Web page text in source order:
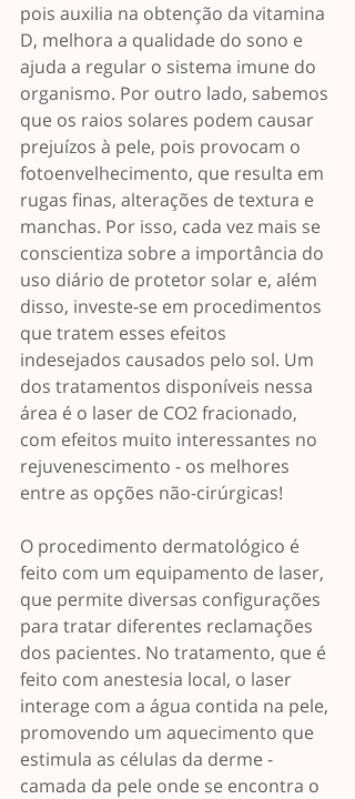
pois auxilia na obtenção da vitamina
D, melhora a qualidade do sono e
ajuda a regular o sistema imune do
organismo. Por outro lado, sabemos
que os raios solares podem causar
prejuízos à pele, pois provocam o
fotoenvelhecimento, que resulta em
rugas finas, alterações de textura e
manchas. Por isso, cada vez mais se
conscientiza sobre a importância do
uso diário de protetor solar e, além
disso, investe-se em procedimentos
que tratem esses efeitos
indesejados causados pelo sol. Um
dos tratamentos disponíveis nessa
área é o laser de CO2 fracionado,
com efeitos muito interessantes no
rejuvenescimento - os melhores
entre as opções não-cirúrgicas!
O procedimento dermatológico é
feito com um equipamento de laser,
que permite diversas configurações
para tratar diferentes reclamações
dos pacientes. No tratamento, que é
feito com anestesia local, o laser
interage com a água contida na pele,
promovendo um aquecimento que
estimula as células da derme -
camada da pele onde se encontra o